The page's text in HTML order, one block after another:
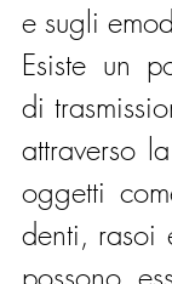
e sugli
Esiste un
di
attraverso
oggetti
denti, rasoi
possono